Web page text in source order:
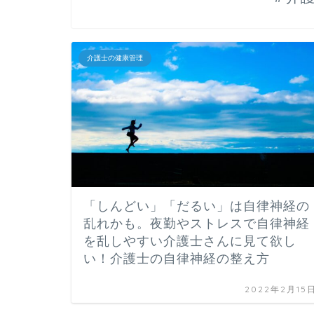
介護士の健康管理
「しんどい」「だるい」は自律神経の
乱れかも。夜勤やストレスで自律神経
を乱しやすい介護士さんに見て欲し
い！介護士の自律神経の整え方
2022年2月15